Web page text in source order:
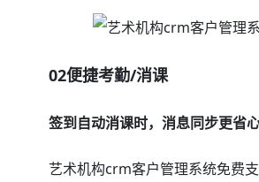
02便捷考勤/消课
签到自动消课时，消息同步更省
艺术机构crm客户管理系统免费